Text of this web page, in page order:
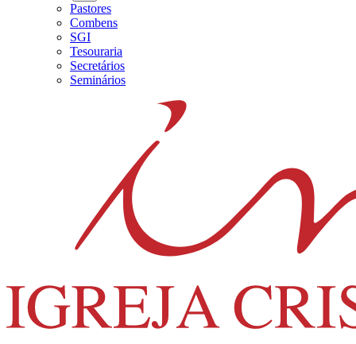
Pastores
Combens
SGI
Tesouraria
Secretários
Seminários